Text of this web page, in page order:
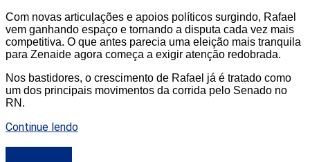
Com novas articulações e apoios políticos surgindo, Rafael
vem ganhando espaço e tornando a disputa cada vez mais
competitiva. O que antes parecia uma eleição mais tranquila
para Zenaide agora começa a exigir atenção redobrada.
Nos bastidores, o crescimento de Rafael já é tratado como
um dos principais movimentos da corrida pelo Senado no
RN.
Continue lendo